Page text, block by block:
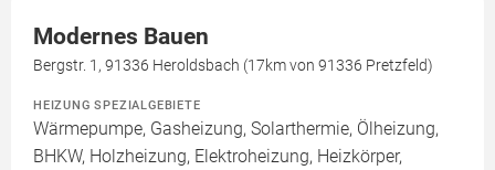
Modernes Bauen
Bergstr. 1, 91336 Heroldsbach (17km von 91336 Pretzfeld)
HEIZUNG SPEZIALGEBIETE
Wärmepumpe, Gasheizung, Solarthermie, Ölheizung,
BHKW, Holzheizung, Elektroheizung, Heizkörper,